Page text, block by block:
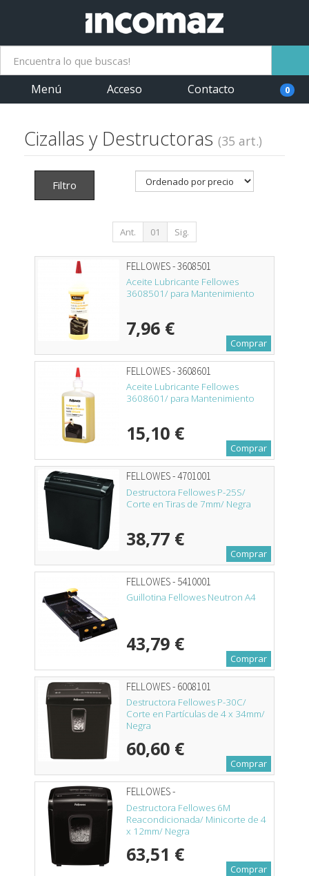
Menú Acceso Contacto 0
Cizallas y Destructoras (35 art.)
Filtro
Ant. 01 Sig.
FELLOWES - 3608501
Aceite Lubricante Fellowes
3608501/ para Mantenimiento
7,96 €
Comprar
FELLOWES - 3608601
Aceite Lubricante Fellowes
3608601/ para Mantenimiento
15,10 €
Comprar
FELLOWES - 4701001
Destructora Fellowes P-25S/
Corte en Tiras de 7mm/ Negra
38,77 €
Comprar
FELLOWES - 5410001
Guillotina Fellowes Neutron A4
43,79 €
Comprar
FELLOWES - 6008101
Destructora Fellowes P-30C/
Corte en Partículas de 4 x 34mm/
Negra
60,60 €
Comprar
FELLOWES -
Destructora Fellowes 6M
Reacondicionada/ Minicorte de 4
x 12mm/ Negra
63,51 €
Comprar